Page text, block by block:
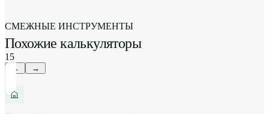
СМЕЖНЫЕ ИНСТРУМЕНТЫ
Похожие калькуляторы
15
← →